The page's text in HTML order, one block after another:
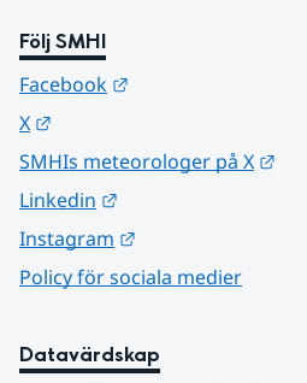
Följ SMHI
Facebook
X
SMHIs meteorologer på X
Linkedin
Instagram
Policy för sociala medier
Datavärdskap